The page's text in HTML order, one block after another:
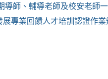
導師、輔導老師及校安老師
專業回饋人才培訓認證作業